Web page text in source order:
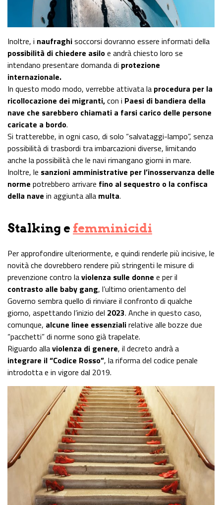
Inoltre, i naufraghisoccorsi dovranno essere informati della
possibilità di chiedere asiloe andrà chiesto loro se
intendano presentare domanda di protezione
internazionale.
In questo modo modo, verrebbe attivata la procedura per la
ricollocazione dei migranti,con i Paesi di bandiera della
nave che sarebbero chiamati a farsi carico delle persone
caricate a bordo.
Si tratterebbe, in ogni caso, di solo “salvataggi-lampo”, senza
possibilità di trasbordi tra imbarcazioni diverse, limitando
anche la possibilità che le navi rimangano giorni in mare.
Inoltre, le sanzioni amministrative per l’inosservanza delle
norme potrebbero arrivare fino al sequestro o la confisca
della nave in aggiunta alla multa.
Stalking e femminicidi
Per approfondire ulteriormente, e quindi renderle più incisive, le
novità che dovrebbero rendere più stringenti le misure di
prevenzione contro laviolenza sulle donne e per il
contrasto alle baby gang, l’ultimo orientamento del
Governo sembra quello di rinviare il confronto di qualche
giorno, aspettando l’inizio del 2023. Anche in questo caso,
comunque, alcune linee essenzialirelative alle bozze due
“pacchetti” di norme sono già trapelate.
Riguardo allaviolenza di genere, il decreto andrà a
integrare il “Codice Rosso”, la riforma del codice penale
introdotta e in vigore dal 2019.